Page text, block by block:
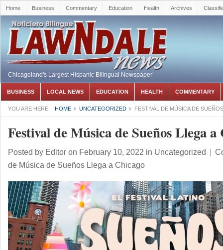
Home Business Commentary Education Health Archives
Chicagoland's Largest Hispanic Bilingual Newspaper
BUSINESS LOCAL NEWS EDUCATION HEALTH COMMENTARY
YOU ARE HERE: HOME UNCATEGORIZED FESTIVAL DE MÚSICA DE
Festival de Música de Sueños Llega a
Posted by Editor on February 10, 2022 in Uncategorized |
de Música de Sueños Llega a Chicago